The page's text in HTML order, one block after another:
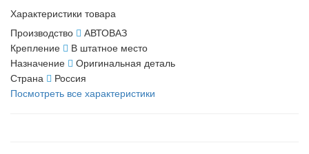
Характеристики товара
Производство
АВТОВАЗ
Крепление
В штатное место
Назначение
Оригинальная деталь
Страна
Россия
Посмотреть все характеристики